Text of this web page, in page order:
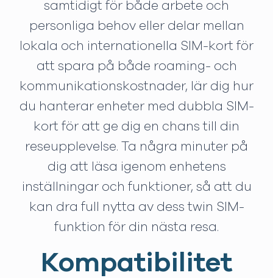
samtidigt för både arbete och
personliga behov eller delar mellan
lokala och internationella SIM-kort för
att spara på både roaming- och
kommunikationskostnader, lär dig hur
du hanterar enheter med dubbla SIM-
kort för att ge dig en chans till din
reseupplevelse. Ta några minuter på
dig att läsa igenom enhetens
inställningar och funktioner, så att du
kan dra full nytta av dess twin SIM-
funktion för din nästa resa.
Kompatibilitet